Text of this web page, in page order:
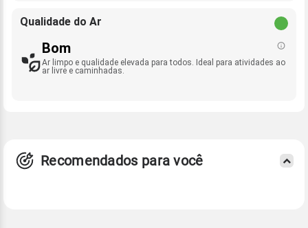
Qualidade do Ar
Bom
Ar limpo e qualidade elevada para todos. Ideal para atividades ao
ar livre e caminhadas.
Recomendados para você